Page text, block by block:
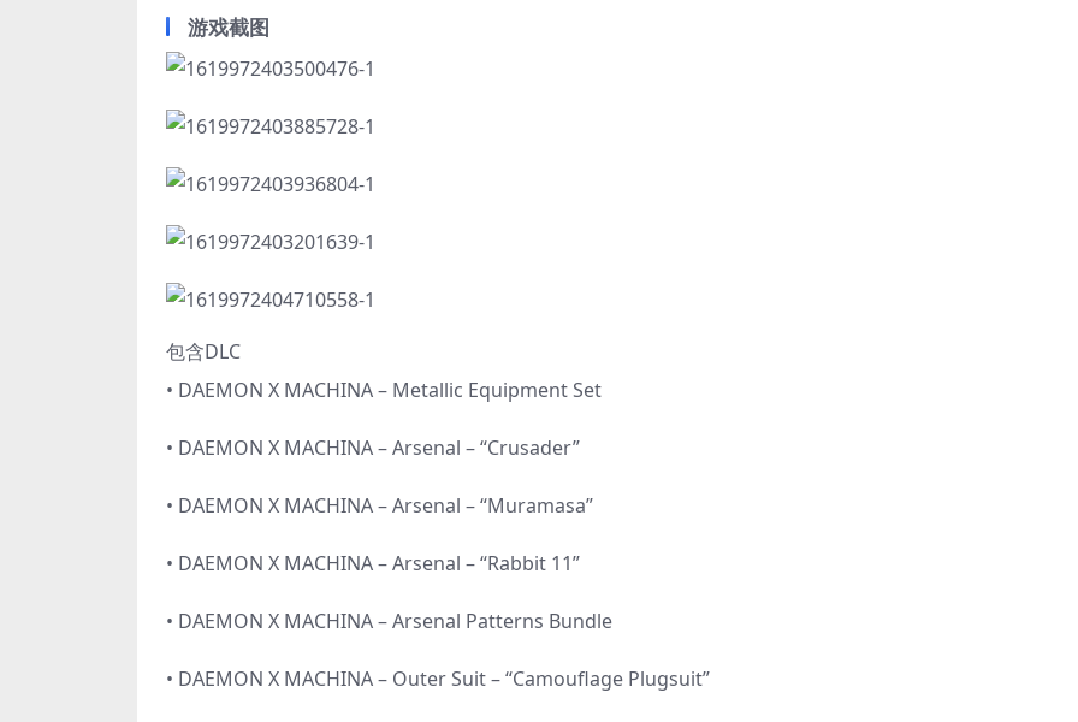
游戏截图
包含DLC
• DAEMON X MACHINA – Metallic Equipment Set
• DAEMON X MACHINA – Arsenal – “Crusader”
• DAEMON X MACHINA – Arsenal – “Muramasa”
• DAEMON X MACHINA – Arsenal – “Rabbit 11”
• DAEMON X MACHINA – Arsenal Patterns Bundle
• DAEMON X MACHINA – Outer Suit – “Camouflage Plugsuit”